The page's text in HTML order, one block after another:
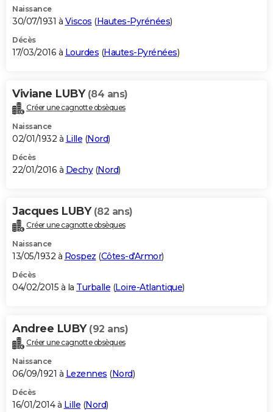
Naissance
30/07/1931 à Viscos (Hautes-Pyrénées)
Décès
17/03/2016 à Lourdes (Hautes-Pyrénées)
Viviane LUBY (84 ans)
Créer une cagnotte obsèques
Naissance
02/01/1932 à Lille (Nord)
Décès
22/01/2016 à Dechy(Nord)
Jacques LUBY (82 ans)
Créer une cagnotte obsèques
Naissance
13/05/1932 à Rospez (Côtes-d'Armor)
Décès
04/02/2015 à la Turballe (Loire-Atlantique)
Andree LUBY (92 ans)
Créer une cagnotte obsèques
Naissance
06/09/1921 à Lezennes (Nord)
Décès
16/01/2014 à Lille (Nord)